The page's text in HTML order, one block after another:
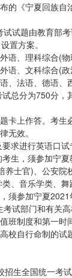
的《宁夏回族自
试题由教育部
置方案。
语、理科综合(
语、文科综合(政
、法语、德语、
总分为750分
卡上作答。考
无效。
求进行英语口
生，须参加宁
养士官)、公安院
、音乐学类、
须参加宁夏
试部门和有关
班制度和第一时
校自行命制的
招生全国统一考